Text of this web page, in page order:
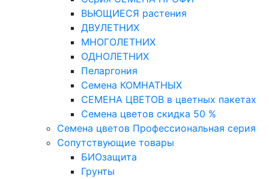
ВЬЮЩИЕСЯ растения
ДВУЛЕТНИХ
МНОГОЛЕТНИХ
ОДНОЛЕТНИХ
Пеларгония
Семена КОМНАТНЫХ
СЕМЕНА ЦВЕТОВ в цветных пакетах
Семена цветов скидка 50 %
Семена цветов Профессиональная серия
Сопутствующие товары
БИОзащита
Грунты